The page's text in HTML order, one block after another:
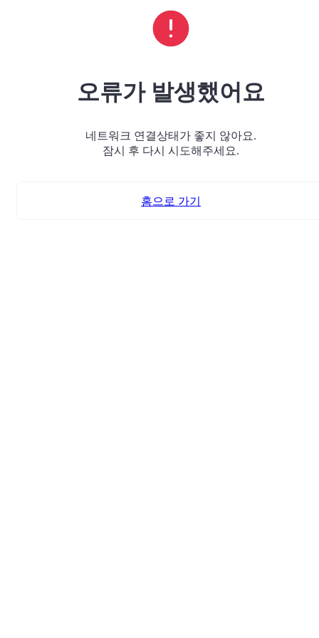
오류가 발생했어요
네트워크 연결상태가 좋지 않아요.
잠시 후 다시 시도해주세요.
홈으로 가기